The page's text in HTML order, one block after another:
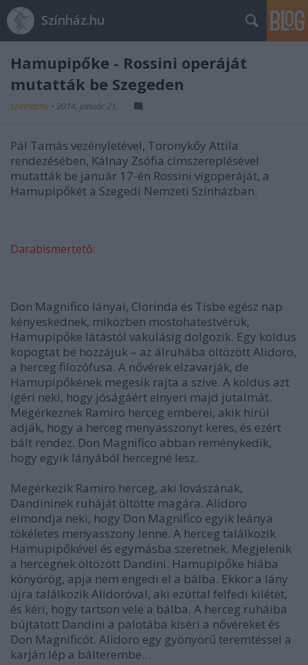
Színház.hu
Hamupipőke - Rossini operáját
mutatták be Szegeden
szinhazhu • 2014. január 21.
Pál Tamás vezényletével, Toronykőy Attila
rendezésében, Kálnay Zsófia címszereplésével
mutatták be január 17-én Rossini vígoperáját, a
Hamupipőkét a Szegedi Nemzeti Színházban.
Darabismertető:
Don Magnifico lányai, Clorinda és Tisbe egész nap
kényeskednek, miközben mostohatestvérük,
Hamupipőke látástól vakulásig dolgozik. Egy koldus
kopogtat be hozzájuk – az álruhába öltözött Alidoro,
a herceg filozófusa. A nővérek elzavarják, de
Hamupipőkének megesik rajta a szíve. A koldus azt
ígéri neki, hogy jóságáért elnyeri majd jutalmát.
Megérkeznek Ramiro herceg emberei, akik hírül
adják, hogy a herceg menyasszonyt keres, és ezért
bált rendez. Don Magnifico abban reménykedik,
hogy egyik lányából hercegné lesz.
Megérkezik Ramiro herceg, aki lovászának,
Dandininek ruháját öltötte magára. Alidoro
elmondja neki, hogy Don Magnifico egyik leánya
tökéletes menyasszony lenne. A herceg találkozik
Hamupipőkével és egymásba szeretnek. Megjelenik
a hercegnek öltözött Dandini. Hamupipőke hiába
könyörög, apja nem engedi el a bálba. Ekkor a lány
újra találkozik Alidoróval, aki ezúttal felfedi kilétét,
és kéri, hogy tartson vele a bálba. A herceg ruháiba
bújtatott Dandini a palotába kíséri a nővéreket és
Don Magnificót. Alidoro egy gyönyörű teremtéssel a
karján lép a bálterembe…